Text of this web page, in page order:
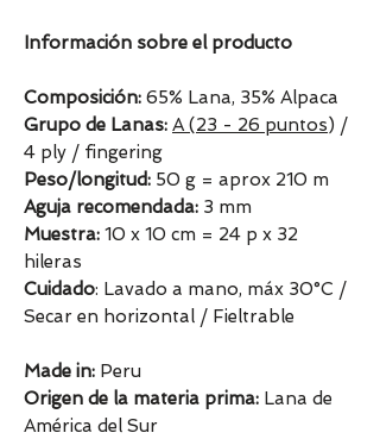
Información sobre el producto
Composición: 65% Lana, 35% Alpaca
Grupo de Lanas: A (23 - 26 puntos) /
4 ply / fingering
Peso/longitud: 50 g = aprox 210 m
Aguja recomendada: 3 mm
Muestra: 10 x 10 cm = 24 p x 32
hileras
Cuidado: Lavado a mano, máx 30°C /
Secar en horizontal / Fieltrable
Made in: Peru
Origen de la materia prima: Lana de
América del Sur